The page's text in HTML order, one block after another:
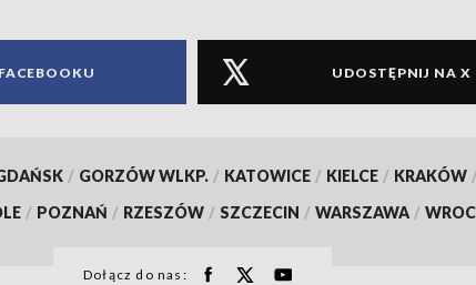
UDOSTĘPNIJ NA X
/ GORZÓW WLKP. / KATOWICE / KIELCE / KRAKÓW
/ POZNAŃ / RZESZÓW / SZCZECIN / WARSZAWA /
Dołącz do nas: